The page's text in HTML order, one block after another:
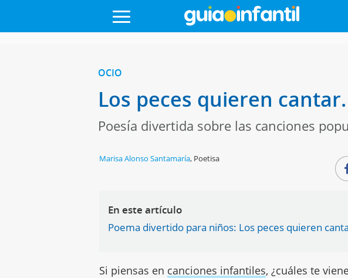
OCIO
Los peces quieren
Poesía divertida sobre las canciones
Marisa Alonso Santamaría, Poetisa
En este artículo
Poema divertido para niños: Los peces quieren
Si piensas en canciones infantiles, ¿cuáles te